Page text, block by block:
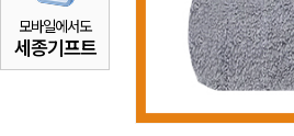
모바일에서도
세종기프트